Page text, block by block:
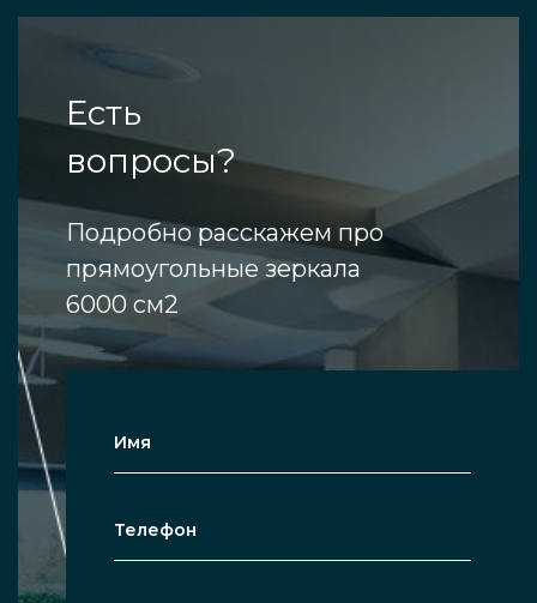
Есть
вопросы?
Подробно расскажем про
прямоугольные зеркала
6000 см2